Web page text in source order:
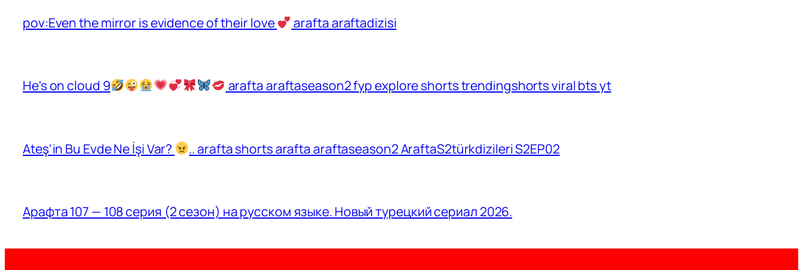
pov:Even the mirror is evidence of their love arafta araftadizisi
He's on cloud 9 arafta araftaseason2 fyp explore shorts trendingshorts viral bts yt
Ateş'in Bu Evde Ne İşi Var? .. arafta shorts arafta araftaseason2 AraftaS2türkdizileri S2EP02
Арафта 107 — 108 серия (2 сезон) на русском языке. Новый турецкий сериал 2026.